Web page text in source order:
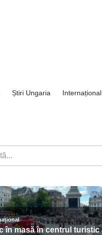
Știri Ungaria
Internațional